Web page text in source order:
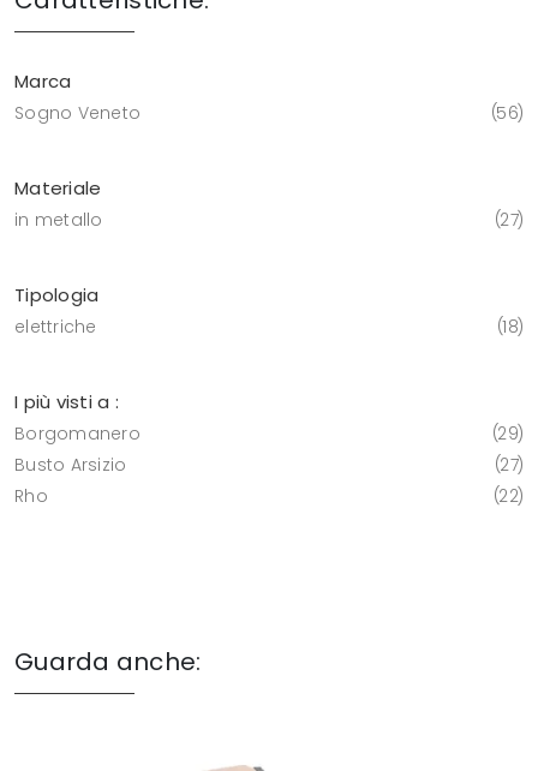
Marca
Sogno Veneto 56
Materiale
in metallo 27
Tipologia
elettriche 18
I più visti a :
Borgomanero
29
Busto Arsizio
27
Rho
22
Guarda anche: